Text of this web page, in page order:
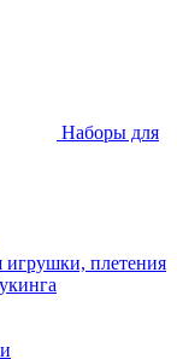
Наборы для
плетения